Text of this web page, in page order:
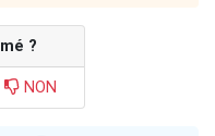
?
NON